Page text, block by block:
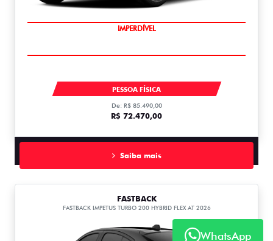
IMPERDÍVEL
MOBI
PESSOA FÍSICA
De: R$ 85.490,00
R$ 72.470,00
Saiba mais
FASTBACK
FASTBACK IMPETUS TURBO 200 HYBRID FLEX AT 2026
WhatsApp